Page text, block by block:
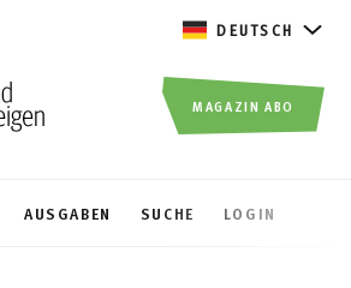
DEUTSCH
AUSGABEN SUCHE LOGIN
MAGAZIN ABO